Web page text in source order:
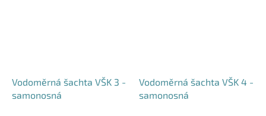
Vodoměrná šachta VŠK 3 -
samonosná
Vodoměrná šachta VŠK 4 -
samonosná